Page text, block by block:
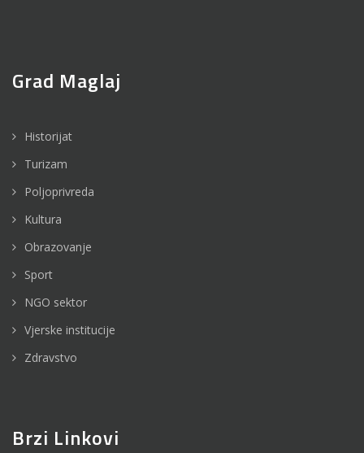
Grad Maglaj
Historijat
Turizam
Poljoprivreda
Kultura
Obrazovanje
Sport
NGO sektor
Vjerske institucije
Zdravstvo
Brzi Linkovi